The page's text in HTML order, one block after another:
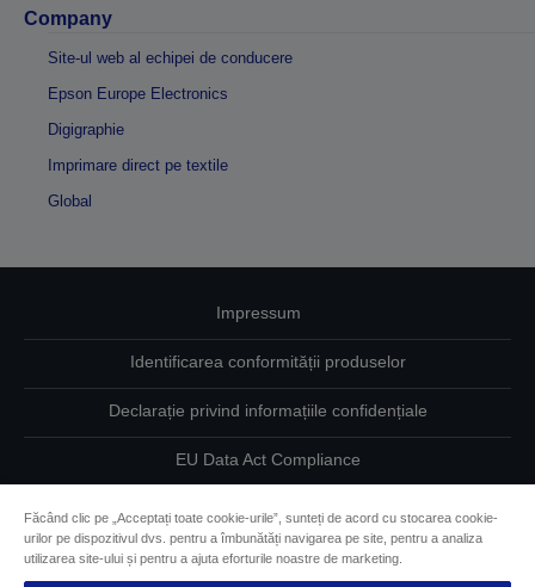
Company
Site-ul web al echipei de conducere
Epson Europe Electronics
Digigraphie
Imprimare direct pe textile
Global
Impressum
Identificarea conformității produselor
Declarație privind informațiile confidențiale
EU Data Act Compliance
Informaţii despre modulele cookie
Făcând clic pe „Acceptați toate cookie-urile”, sunteți de acord cu stocarea cookie-
urilor pe dispozitivul dvs. pentru a îmbunătăți navigarea pe site, pentru a analiza
utilizarea site-ului și pentru a ajuta eforturile noastre de marketing.